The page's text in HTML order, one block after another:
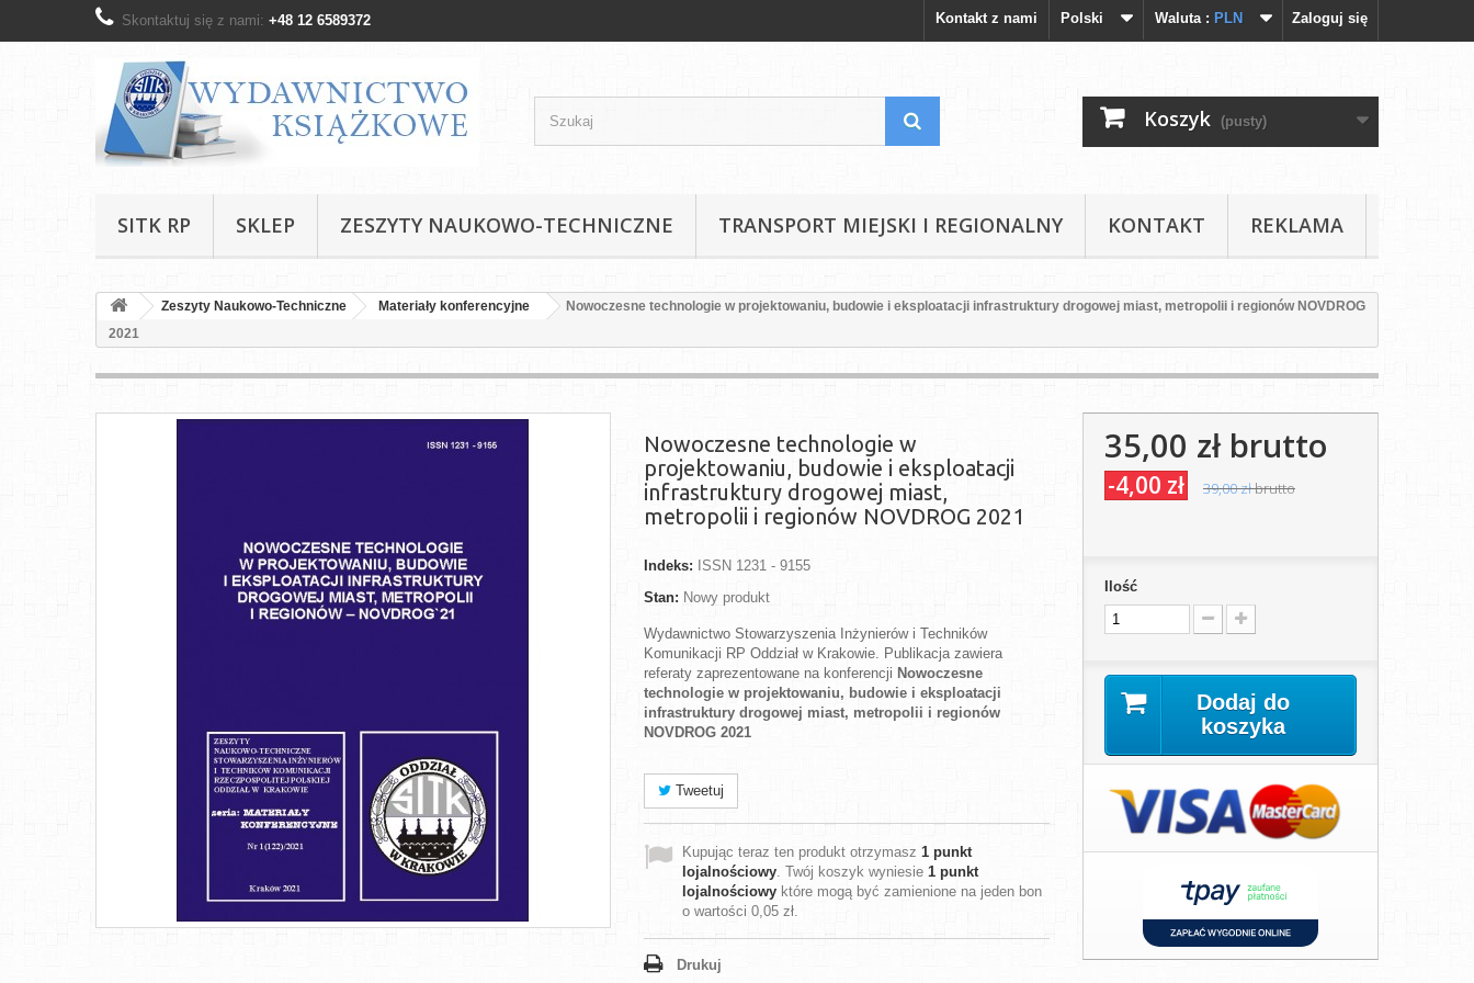
Zaloguj się
Waluta : PLN
Polski
Kontakt z nami
Skontaktuj się z nami: +48 12 6589372
Koszyk (pusty)
SITK RP SKLEP ZESZYTY NAUKOWO-TECHNICZNE TRANSPORT MIEJSKI I REGIONALNY KONTAKT REKLAMA
Zeszyty Naukowo-Techniczne Materiały konferencyjne
Nowoczesne technologie w projektowaniu, budowie i eksploatacji infrastruktury drogowej miast, metropolii i regionów NOVDROG
2021
Nowoczesne technologie w
projektowaniu, budowie i eksploatacji
infrastruktury drogowej miast,
metropolii i regionów NOVDROG 2021
Indeks:
ISSN 1231 - 9155
Stan: Nowy produkt
Wydawnictwo Stowarzyszenia Inżynierów i Techników
Komunikacji RP Oddział w Krakowie. Publikacja zawiera
referaty zaprezentowane na konferencji Nowoczesne
technologie w projektowaniu, budowie i eksploatacji
infrastruktury drogowej miast, metropolii i regionów
NOVDROG 2021
Tweetuj
Kupując teraz ten produkt otrzymasz 1 punkt
lojalnościowy. Twój koszyk wyniesie 1 punkt
lojalnościowy które mogą być zamienione na jeden bon
o wartości 0,05 zł.
Drukuj
35,00 złbrutto
-4,00 zł 39,00 złbrutto
Ilość
Dodaj do
koszyka